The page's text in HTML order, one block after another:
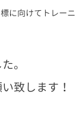
に向けてトレー
。
致します！